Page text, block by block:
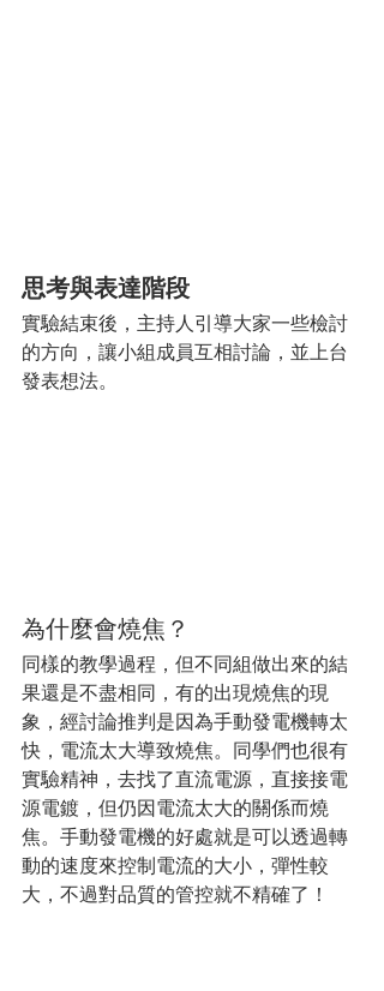
思考與表達階段
實驗結束後，主持人引導大家一些檢討
的方向，讓小組成員互相討論，並上台
發表想法。
為什麼會燒焦？
同樣的教學過程，但不同組做出來的結
果還是不盡相同，有的出現燒焦的現
象，經討論推判是因為手動發電機轉太
快，電流太大導致燒焦。同學們也很有
實驗精神，去找了直流電源，直接接電
源電鍍，但仍因電流太大的關係而燒
焦。手動發電機的好處就是可以透過轉
動的速度來控制電流的大小，彈性較
大，不過對品質的管控就不精確了！